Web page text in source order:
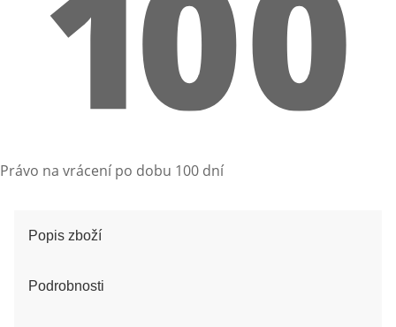
Právo na vrácení po dobu 100 dní
Popis zboží
Podrobnosti